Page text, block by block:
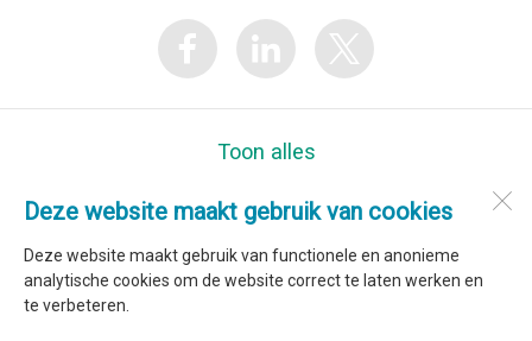
Deze website maakt gebruik van cookies
Deze website maakt gebruik van functionele en anonieme
analytische cookies om de website correct te laten werken en
te verbeteren.
Toon alles
Volleringweg 24
1738 BT
Waarland